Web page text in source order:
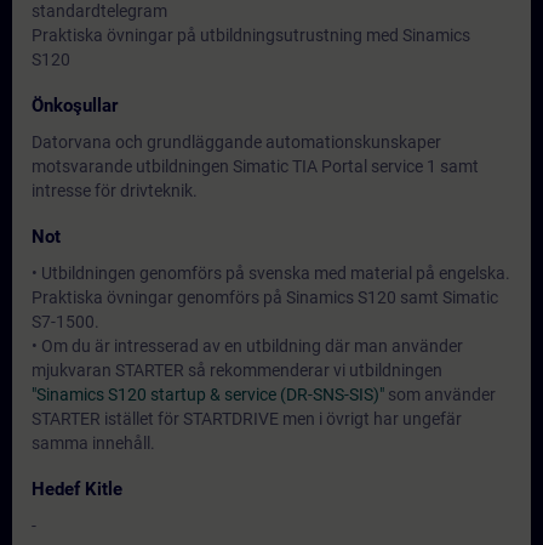
standardtelegram
Praktiska övningar på utbildningsutrustning med Sinamics
S120
Önkoşullar
Datorvana och grundläggande automationskunskaper
motsvarande utbildningen Simatic TIA Portal service 1 samt
intresse för drivteknik.
Not
• Utbildningen genomförs på svenska med material på engelska.
Praktiska övningar genomförs på Sinamics S120 samt Simatic
S7-1500.
• Om du är intresserad av en utbildning där man använder
mjukvaran STARTER så rekommenderar vi utbildningen
"Sinamics S120 startup & service (DR-SNS-SIS)" som använder
STARTER istället för STARTDRIVE men i övrigt har ungefär
samma innehåll.
Hedef Kitle
-